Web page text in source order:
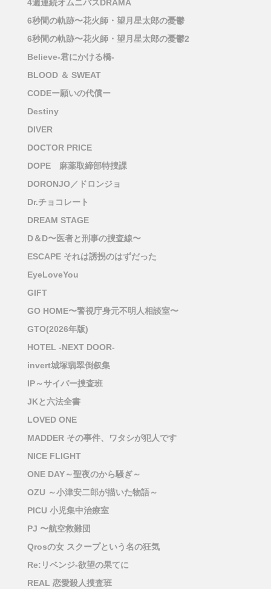
4週連続オムニバスDRAMA
6秒間の軌跡〜花火師・望月星太郎の憂鬱
6秒間の軌跡〜花火師・望月星太郎の憂鬱2
Believe-君にかける橋-
BLOOD ＆ SWEAT
CODEー願いの代償ー
Destiny
DIVER
DOCTOR PRICE
DOPE 麻薬取締部特捜課
DORONJO／ドロンジョ
Dr.チョコレート
DREAM STAGE
D＆D〜医者と刑事の捜査線〜
ESCAPE それは誘拐のはずだった
EyeLoveYou
GIFT
GO HOME〜警視庁身元不明人相談室〜
GTO(2026年版)
HOTEL -NEXT DOOR-
invert城塚翡翠倒叙集
IP～サイバー捜査班
JKと六法全書
LOVED ONE
MADDER その事件、ワタシが犯人です
NICE FLIGHT
ONE DAY～聖夜のから騒ぎ～
OZU ～小津安二郎が描いた物語～
PICU 小児集中治療室
PJ 〜航空救難団
Qrosの女 スクープという名の狂気
Re:リベンジ-欲望の果てに
REAL 恋愛殺人捜査班